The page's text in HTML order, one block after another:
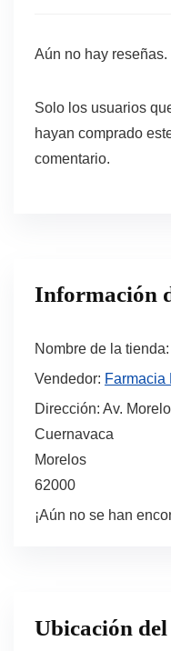
Aún no hay reseñas.
Solo los usuarios
hayan comprado
comentario.
Información
Nombre de la tienda:
Vendedor: Farmacia
Dirección: Av.
Cuernavaca
Morelos
62000
¡Aún no se han
Ubicación